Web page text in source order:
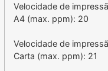
Velocidade de
A4 (max. ppm): 20
Velocidade de
Carta (max. ppm): 21